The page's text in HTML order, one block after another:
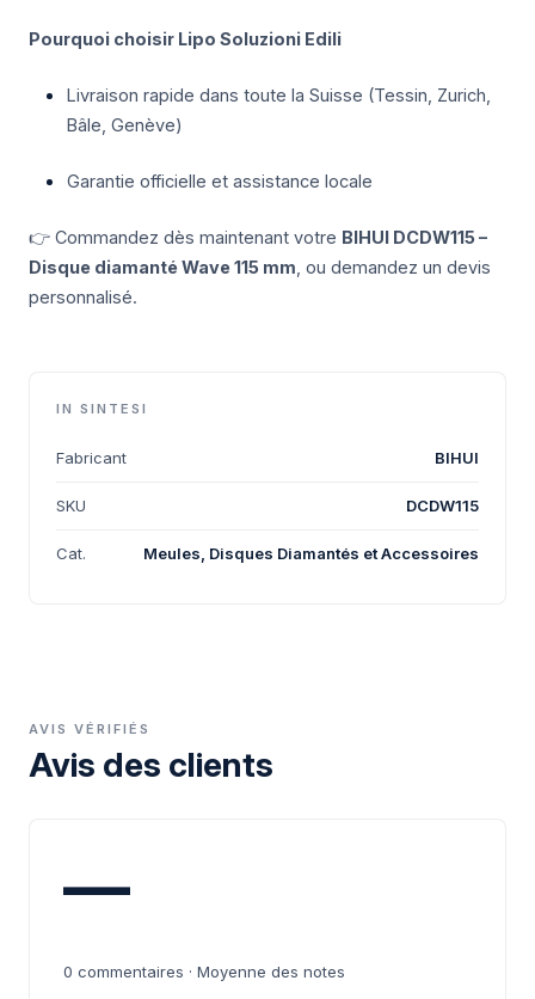
Pourquoi choisir Lipo Soluzioni Edili
Livraison rapide dans toute la Suisse (Tessin, Zurich,
Bâle, Genève)
Garantie officielle et assistance locale
👉 Commandez dès maintenant votre BIHUI DCDW115 –
Disque diamanté Wave 115 mm , ou demandez un devis
personnalisé.
IN SINTESI
Fabricant BIHUI
SKU DCDW115
Cat. Meules, Disques Diamantés et Accessoires
AVIS VÉRIFIÉS
Avis des clients
—
0 commentaires · Moyenne des notes